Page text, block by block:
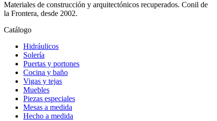
Materiales de construcción y arquitectónicos recuperados. Conil de
la Frontera, desde 2002.
Catálogo
Hidráulicos
Solería
Puertas y portones
Cocina y baño
Vigas y tejas
Muebles
Piezas especiales
Mesas a medida
Hecho a medida